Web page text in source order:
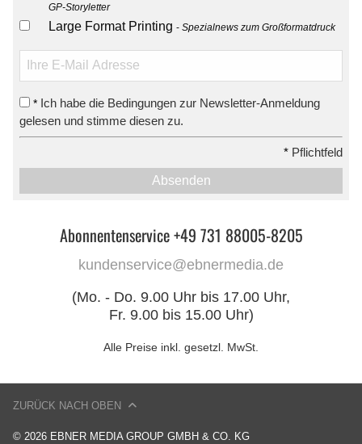
GP-Storyletter
Large Format Printing Spezialnews zum Großformatdruck
* Ich habe die Bedingungen zur Newsletter-Anmeldung
gelesen und stimme diesen zu.
* Pflichtfeld
Absenden
Abonnentenservice +49 731 88005-8205
kundenservice@ebnermedia.de
(Mo. - Do. 9.00 Uhr bis 17.00 Uhr,
Fr. 9.00 bis 15.00 Uhr)
Alle Preise inkl. gesetzl. MwSt.
© 2026 EBNER MEDIA GROUP GMBH & CO. KG
ZURÜCK NACH OBEN